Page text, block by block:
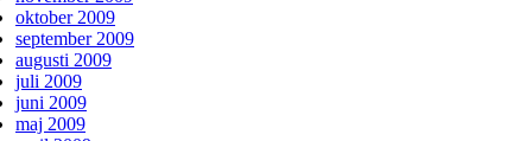
oktober 2009
september 2009
augusti 2009
juli 2009
juni 2009
maj 2009